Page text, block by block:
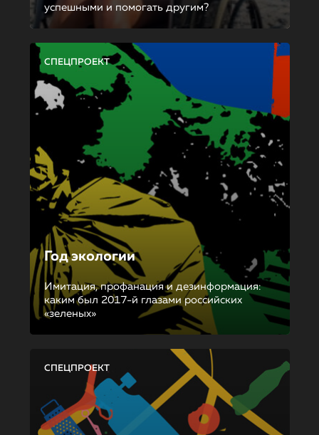
успешными и помогать другим?
СПЕЦПРОЕКТ
Год экологии
Имитация, профанация и дезинформация:
каким был 2017-й глазами российских
«зеленых»
СПЕЦПРОЕКТ